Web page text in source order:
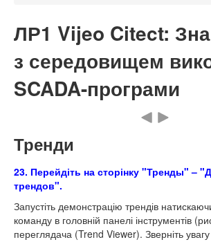
ЛР1 Vijeo Citect:
з середовищем
SCADA-програми
Тренди
23. Перейдіть на сторінку "Тренды" –
трендов".
Запустіть демонстрацію трендів
команду в головній панелі інструментів
переглядача (Trend Viewer). Зверніть